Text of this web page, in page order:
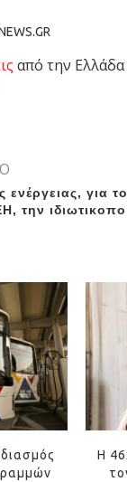
από την
για
την
Η